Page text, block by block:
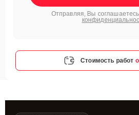
Отправляя, Вы
Стоимость работ